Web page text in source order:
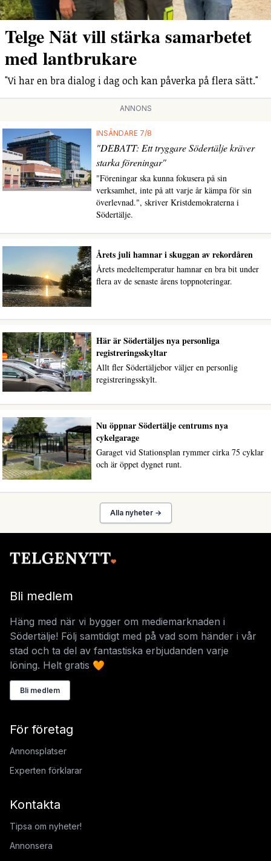
Telge Nät vill stärka samarbetet
med lantbrukare
"Vi har en bra dialog i dag och kan påverka på flera sätt."
ANNONS
INSÄNDARE 7/8
"DEBATT: Ett tryggare Södertälje kräver
starka föreningar"
"Föreningar ska kunna fokusera på sin
verksamhet, inte på att varje år kämpa för sin
överlevnad.", skriver Kristdemokraterna i
Södertälje.
Årets juli hamnar i skuggan av rekordåren
Årets medeltemperatur hamnar en bra bit under
flera av de senaste årens toppnoteringar.
Här är Södertäljes nya personliga
registreringsskyltar
Allt fler Södertäljebor väljer en personlig
registreringsskylt.
Nu öppnar Södertälje centrums nya
cykelgarage
Garaget vid Stationsplan rymmer cirka 75 cyklar
och är öppet dygnet runt.
Alla nyheter →
Bli medlem
Häng med när vi bygger om mediemarknaden i
Södertälje! Följ samtidigt med på vad som händer i vår
stad och ta del av fantastiska erbjudanden varje
löning. Helt gratis 🧡
Bli medlem
För företag
Annonsplatser
Experten förklarar
Kontakta
Tipsa om nyheter!
Annonsera